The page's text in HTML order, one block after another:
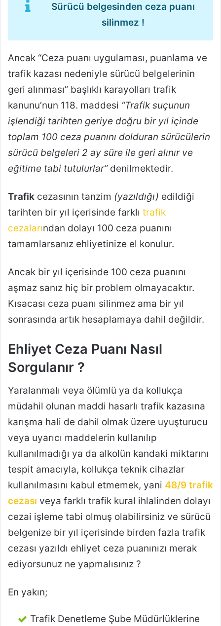
Sürücü belgesinden ceza puanı
silinmez !
Ancak “Ceza puanı uygulaması, puanlama ve
trafik kazası nedeniyle sürücü belgelerinin
geri alınması” başlıklı karayolları trafik
kanunu’nun 118. maddesi “Trafik suçunun
işlendiği tarihten geriye doğru bir yıl içinde
toplam 100 ceza puanını dolduran sürücülerin
sürücü belgeleri 2 ay süre ile geri alınır ve
eğitime tabi tutulurlar”denilmektedir.
Trafik cezasının tanzim (yazıldığı) edildiği
tarihten bir yıl içerisinde farklı trafik
cezalarından dolayı 100 ceza puanını
tamamlarsanız ehliyetinize el konulur.
Ancak bir yıl içerisinde 100 ceza puanını
aşmaz sanız hiç bir problem olmayacaktır.
Kısacası ceza puanı silinmez ama bir yıl
sonrasında artık hesaplamaya dahil değildir.
Ehliyet Ceza Puanı Nasıl
Sorgulanır ?
Yaralanmalı veya ölümlü ya da kollukça
müdahil olunan maddi hasarlı trafik kazasına
karışma hali de dahil olmak üzere uyuşturucu
veya uyarıcı maddelerin kullanılıp
kullanılmadığı ya da alkolün kandaki miktarını
tespit amacıyla, kollukça teknik cihazlar
kullanılmasını kabul etmemek, yani 48/9 trafik
cezası veya farklı trafik kural ihlalinden dolayı
cezai işleme tabi olmuş olabilirsiniz ve sürücü
belgenize bir yıl içerisinde birden fazla trafik
cezası yazıldı ehliyet ceza puanınızı merak
ediyorsunuz ne yapmalısınız ?
En yakın;
Trafik Denetleme Şube Müdürlüklerine